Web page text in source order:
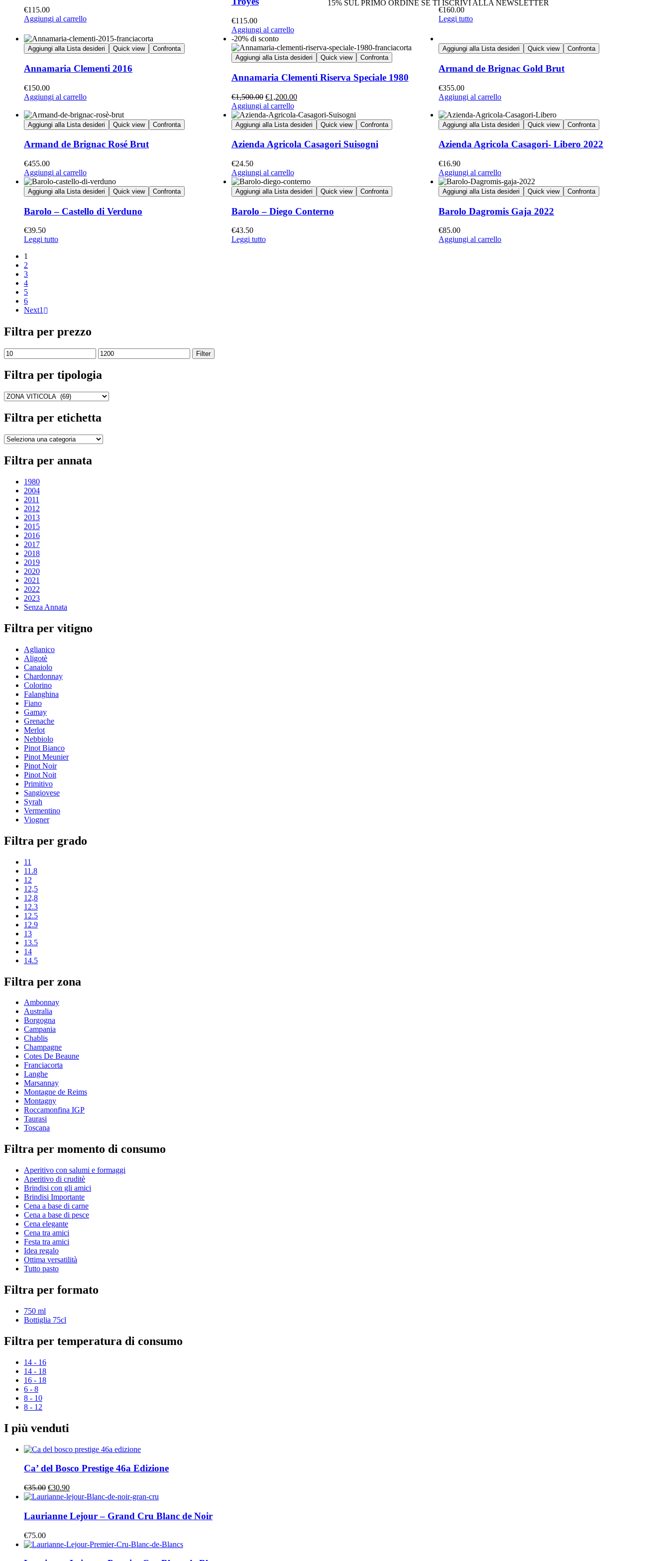
15% SUL PRIMO ORDINE SE TI ISCRIVI ALLA NEWSLETTER
€115.00
Aggiungi al carrello
€115.00
Aggiungi al carrello
€160.00
Leggi tutto
Aggiungi alla Lista desideri Quick view Confronta
Annamaria Clementi 2016
€150.00
Aggiungi al carrello
-20% di sconto
Aggiungi alla Lista desideri Quick view Confronta
Annamaria Clementi Riserva Speciale 1980
€1,500.00 €1,200.00
Aggiungi al carrello
Aggiungi alla Lista desideri Quick view Confronta
Armand de Brignac Gold Brut
€355.00
Aggiungi al carrello
Aggiungi alla Lista desideri Quick view Confronta
Armand de Brignac Rosé Brut
€455.00
Aggiungi al carrello
Aggiungi alla Lista desideri Quick view Confronta
Azienda Agricola Casagori Suisogni
€24.50
Aggiungi al carrello
Aggiungi alla Lista desideri Quick view Confronta
Azienda Agricola Casagori- Libero 2022
€16.90
Aggiungi al carrello
Aggiungi alla Lista desideri Quick view Confronta
Barolo – Castello di Verduno
€39.50
Leggi tutto
Aggiungi alla Lista desideri Quick view Confronta
Barolo – Diego Conterno
€43.50
Leggi tutto
Aggiungi alla Lista desideri Quick view Confronta
Barolo Dagromis Gaja 2022
€85.00
Aggiungi al carrello
1
2
3
4
5
6
Next1
Filtra per prezzo
Filter
Filtra per tipologia
Filtra per etichetta
Filtra per annata
1980
2004
2011
2012
2013
2015
2016
2017
2018
2019
2020
2021
2022
2023
Senza Annata
Filtra per vitigno
Aglianico
Aligotè
Canaiolo
Chardonnay
Colorino
Falanghina
Fiano
Gamay
Grenache
Merlot
Nebbiolo
Pinot Bianco
Pinot Meunier
Pinot Noir
Pinot Noit
Primitivo
Sangiovese
Syrah
Vermentino
Viogner
Filtra per grado
11
11.8
12
12,5
12,8
12.3
12.5
12.9
13
13.5
14
14.5
Filtra per zona
Ambonnay
Australia
Borgogna
Campania
Chablis
Champagne
Cotes De Beaune
Franciacorta
Langhe
Marsannay
Montagne de Reims
Montagny
Roccamonfina IGP
Taurasi
Toscana
Filtra per momento di consumo
Aperitivo con salumi e formaggi
Aperitivo di cruditè
Brindisi con gli amici
Brindisi Importante
Cena a base di carne
Cena a base di pesce
Cena elegante
Cena tra amici
Festa tra amici
Idea regalo
Ottima versatilità
Tutto pasto
Filtra per formato
750 ml
Bottiglia 75cl
Filtra per temperatura di consumo
14 - 16
14 - 18
16 - 18
6 - 8
8 - 10
8 - 12
I più venduti
Ca’ del Bosco Prestige 46a Edizione
€35.00 €30.90
Laurianne Lejour – Grand Cru Blanc de Noir
€75.00